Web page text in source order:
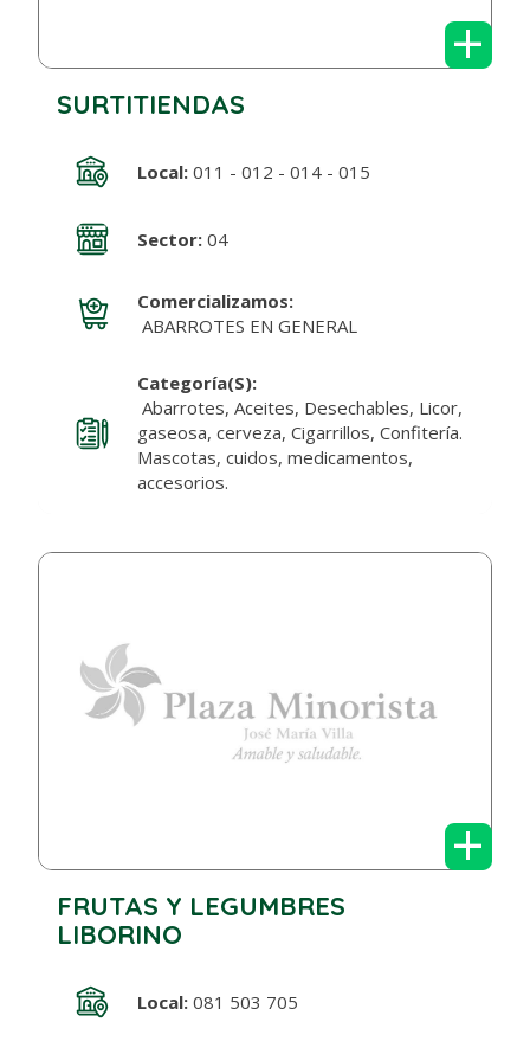
+
SURTITIENDAS
Local:011 - 012 - 014 - 015
Sector:04
Comercializamos:
ABARROTES EN GENERAL
Categoría(s):
Abarrotes, Aceites, Desechables, Licor,
gaseosa, cerveza, Cigarrillos, Confitería.
Mascotas, cuidos, medicamentos,
accesorios.
+
FRUTAS Y LEGUMBRES
LIBORINO
Local:081 503 705